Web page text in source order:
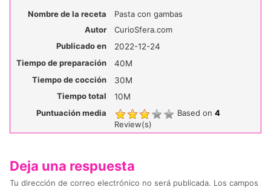
Nombre de la receta
Pasta con gambas
Autor
CurioSfera.com
Publicado en
2022-12-24
Tiempo de preparación
40M
Tiempo de cocción
30M
Tiempo total
10M
Puntuación media
Based on4
Review(s)
Deja una respuesta
Tu dirección de correo electrónico no será publicada. Los campos